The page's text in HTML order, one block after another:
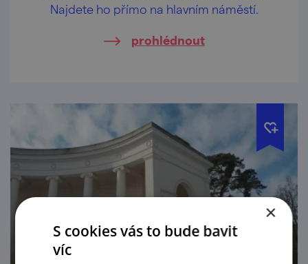
Najdete ho přímo na hlavním náměstí.
prohlédnout
×
S cookies vás to bude bavit
víc